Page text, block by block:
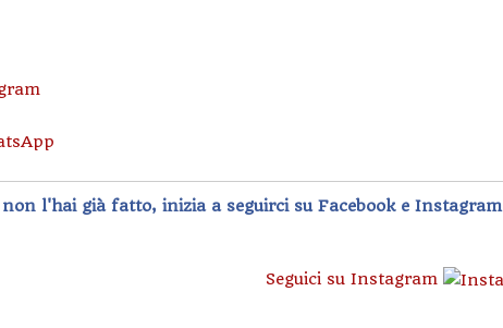
non l'hai già fatto, inizia a seguirci su Facebook e Instagram
Seguici su Instagram